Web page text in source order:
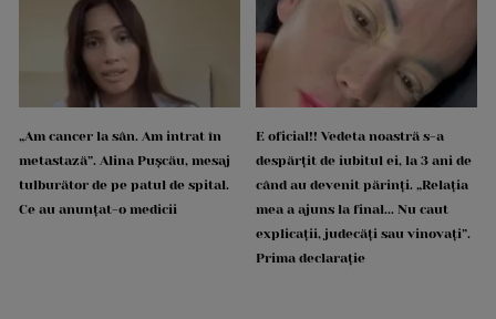
„Am cancer la sân. Am intrat în
metastază”. Alina Pușcău, mesaj
tulburător de pe patul de spital.
Ce au anunțat-o medicii
E oficial!! Vedeta noastră s-a
despărțit de iubitul ei, la 3 ani de
când au devenit părinți. „Relația
mea a ajuns la final... Nu caut
explicații, judecăți sau vinovați”.
Prima declarație